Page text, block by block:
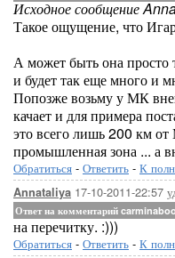
Исходное сообщение
Такое ощущение, что
А может быть она просто
и будет так еще много и
Попозже возьму у МК
качает и для примера
это всего лишь 200 км
промышленная зона ... а
Обратиться - Ответить - К
Annataliya 17-10-2011-22:57
Ответ на комментарий carminaboo
на перечитку. :)))
Обратиться - Ответить - К